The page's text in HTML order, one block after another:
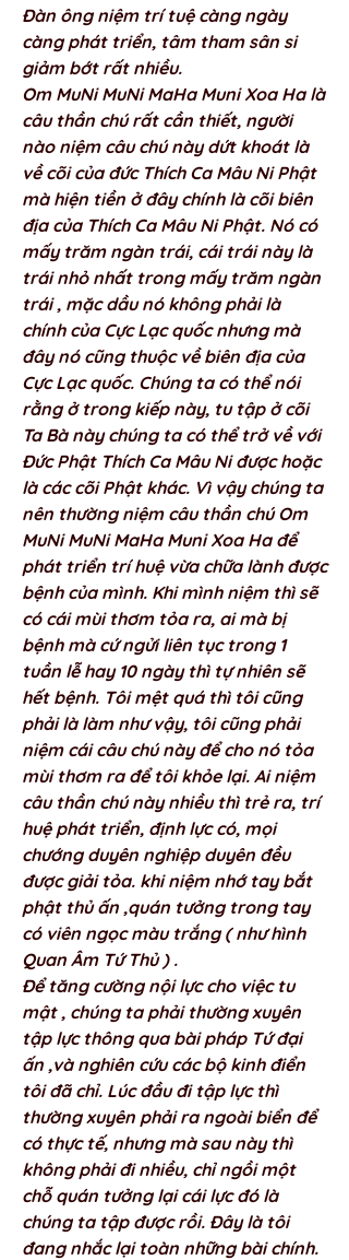
Đàn ông niệm trí tuệ càng ngày
càng phát triển, tâm tham sân si
giảm bớt rất nhiều.
Om MuNi MuNi MaHa Muni Xoa Ha là
câu thần chú rất cần thiết, người
nào niệm câu chú này dứt khoát là
về cõi của đức Thích Ca Mâu Ni Phật
mà hiện tiền ở đây chính là cõi biên
địa của Thích Ca Mâu Ni Phật. Nó có
mấy trăm ngàn trái, cái trái này là
trái nhỏ nhất trong mấy trăm ngàn
trái , mặc dầu nó không phải là
chính của Cực Lạc quốc nhưng mà
đây nó cũng thuộc về biên địa của
Cực Lạc quốc. Chúng ta có thể nói
rằng ở trong kiếp này, tu tập ở cõi
Ta Bà này chúng ta có thể trở về với
Đức Phật Thích Ca Mâu Ni được hoặc
là các cõi Phật khác. Vì vậy chúng ta
nên thường niệm câu thần chú Om
MuNi MuNi MaHa Muni Xoa Ha để
phát triển trí huệ vừa chữa lành được
bệnh của mình. Khi mình niệm thì sẽ
có cái mùi thơm tỏa ra, ai mà bị
bệnh mà cứ ngửi liên tục trong 1
tuần lễ hay 10 ngày thì tự nhiên sẽ
hết bệnh. Tôi mệt quá thì tôi cũng
phải là làm như vậy, tôi cũng phải
niệm cái câu chú này để cho nó tỏa
mùi thơm ra để tôi khỏe lại. Ai niệm
câu thần chú này nhiều thì trẻ ra, trí
huệ phát triển, định lực có, mọi
chướng duyên nghiệp duyên đều
được giải tỏa. khi niệm nhớ tay bắt
phật thủ ấn ,quán tưởng trong tay
có viên ngọc màu trắng ( như hình
Quan Âm Tứ Thủ ) .
Để tăng cường nội lực cho việc tu
mật , chúng ta phải thường xuyên
tập lực thông qua bài pháp Tứ đại
ấn ,và nghiên cứu các bộ kinh điển
tôi đã chỉ. Lúc đầu đi tập lực thì
thường xuyên phải ra ngoài biển để
có thực tế, nhưng mà sau này thì
không phải đi nhiều, chỉ ngồi một
chỗ quán tưởng lại cái lực đó là
chúng ta tập được rồi. Đây là tôi
đang nhắc lại toàn những bài chính.